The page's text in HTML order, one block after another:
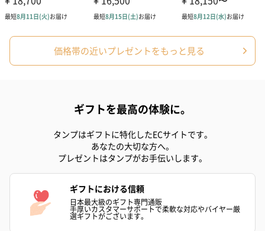
スキンケアグッズ
ハンドクリーム3本セッ
ト【ありがとう】
シャワージェル＆ハン
ドクリーム（ピンクグ
価格帯の近いプレゼントをもっと見る
ギフトを最高の体験に。
タンプはギフトに特化したECサイトです。
あなたの大切な方へ。
プレゼントはタンプがお手伝いします。
ギフトにおける信頼
日本最大級のギフト専門通販
手厚いカスタマーサポートで柔軟な対応やバイヤー厳
選ギフトがございます。